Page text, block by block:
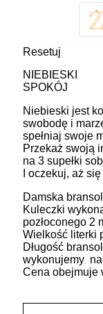
Resetuj
NIEBIESKI
SPOKÓJ
Niebieski jest
swobodę i
spełniaj swoje
Przekaż swoją
na 3 supełki
I oczekuj, aż się
Damska
Kuleczki
pozłoconego 2
Wielkość literki
Długość
wykonujemy
Cena obejmuje